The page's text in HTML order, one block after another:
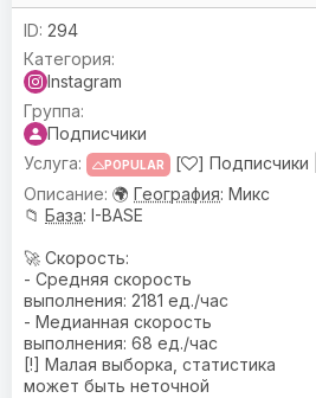
294
Instagram
Подписчики
POPULAR [ ] Подписчики |
🌍 География: Микс
📁 База: I-BASE
🚀 Скорость:
- Средняя скорость
выполнения: 2181 ед./час
- Медианная скорость
выполнения: 68 ед./час
[!] Малая выборка, статистика
может быть неточной